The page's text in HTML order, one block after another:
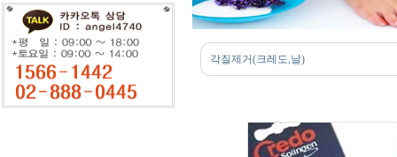
각질제거(크레도,날)